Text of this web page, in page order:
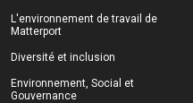
L'environnement de travail de
Matterport
Diversité et inclusion
Environnement, Social et
Gouvernance